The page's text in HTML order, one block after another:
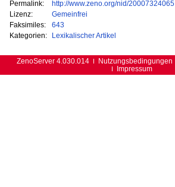
Permalink:
http://www.zeno.org/nid/20007324065
Lizenz:
Gemeinfrei
Faksimiles:
643
Kategorien:
Lexikalischer Artikel
ZenoServer 4.030.014 Nutzungsbedingungen
Impressum